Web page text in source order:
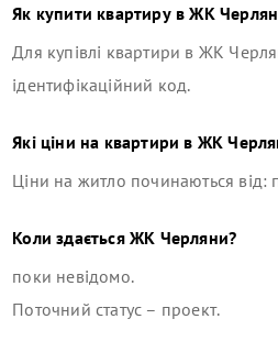
Як купити квартиру вЖК
Для купівлі квартири в ЖК
ідентифікаційний код.
Які ціни на квартири в ЖК
Ціни на житло починаються від:
Коли здаєтьсяЖК Черляни?
поки невідомо.
Поточний статус – проект.